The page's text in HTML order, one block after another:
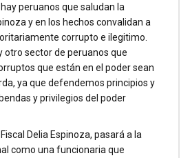
peruanos que saludan la
y en los hechos convalidan a
corrupto e ilegitimo.
otro sector de peruanos que
que están en el poder sean
ya que defendemos principios y
y privilegios del poder
Delia Espinoza, pasará a la
como una funcionaria que